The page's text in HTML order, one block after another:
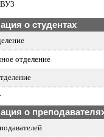
о студентах
отделение
о